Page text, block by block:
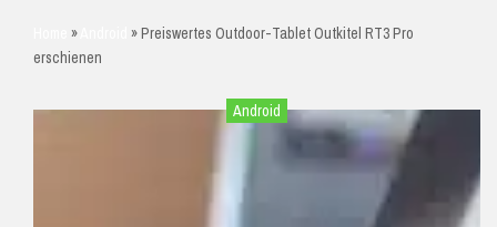
» »Preiswertes Outdoor-Tablet Outkitel RT3 Pro
erschienen
Android